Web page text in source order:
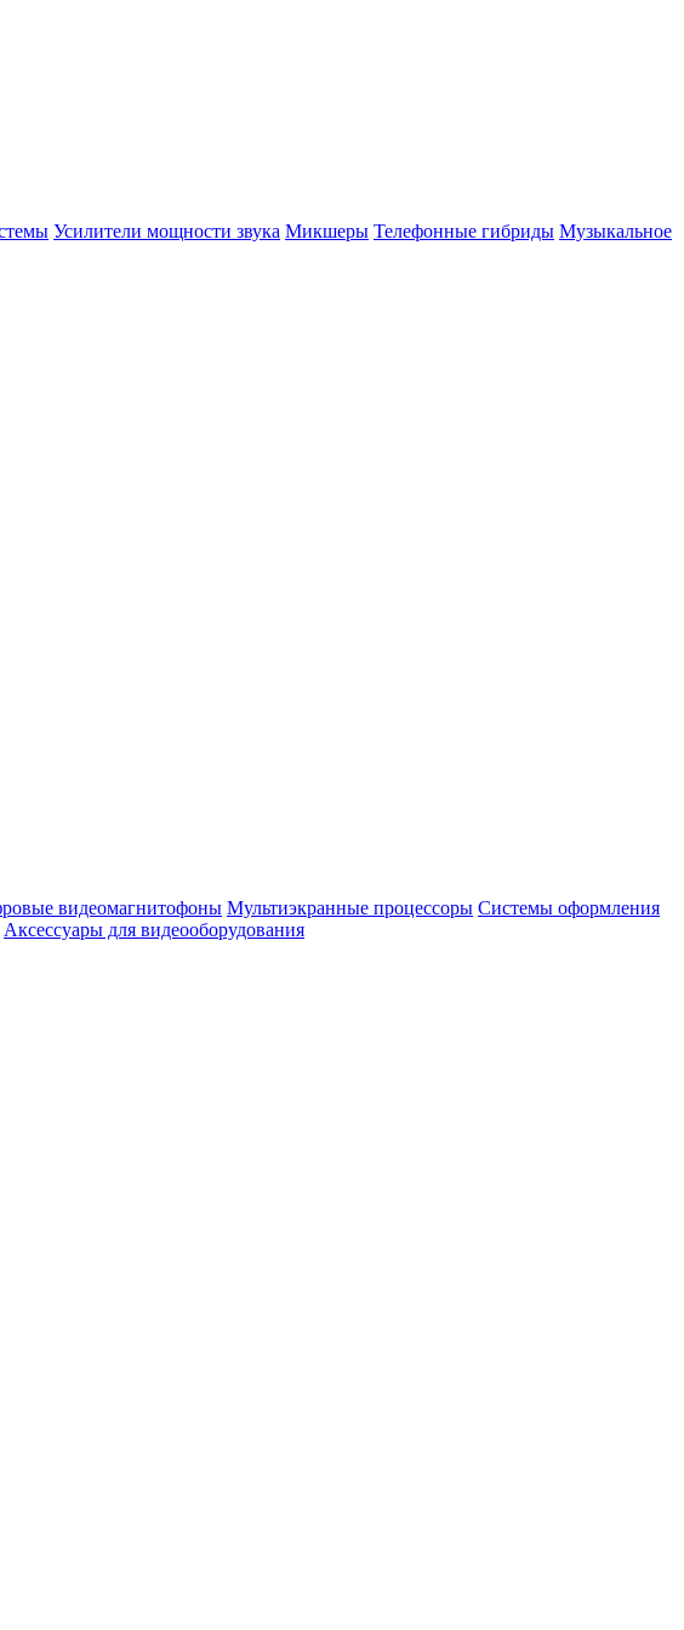
Усилители мощности звука Микшеры Телефонные гибриды Музыкальное
видеомагнитофоны Мультиэкранные процессоры Системы оформления
Аксессуары для видеооборудования